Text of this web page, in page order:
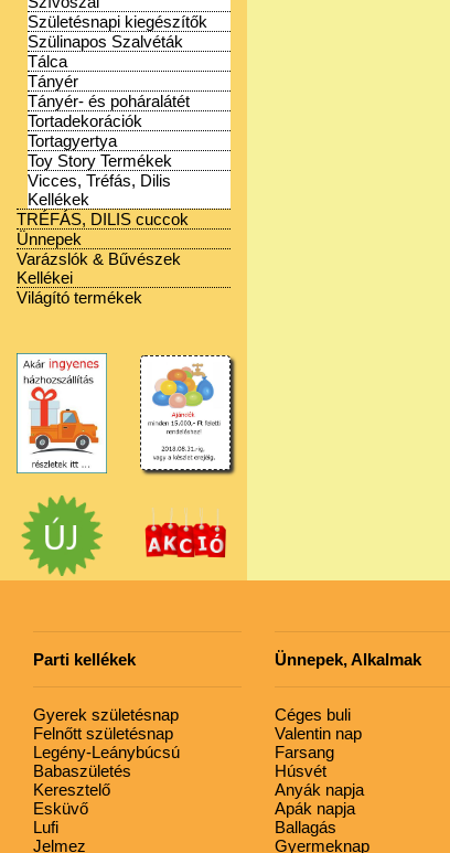
Születésnapi kiegészítők
Szülinapos Szalvéták
Tálca
Tányér
Tányér- és poháralátét
Tortadekorációk
Tortagyertya
Toy Story Termékek
Vicces, Tréfás, Dilis
Kellékek
TRÉFÁS, DILIS cuccok
Ünnepek
Varázslók & Bűvészek
Kellékei
Világító termékek
Parti kellékek
Gyerek születésnap
Felnőtt születésnap
Legény-Leánybúcsú
Babaszületés
Keresztelő
Esküvő
Lufi
Jelmez
Ünnepek, Alkalmak
Céges buli
Valentin nap
Farsang
Húsvét
Anyák napja
Apák napja
Ballagás
Gyermeknap